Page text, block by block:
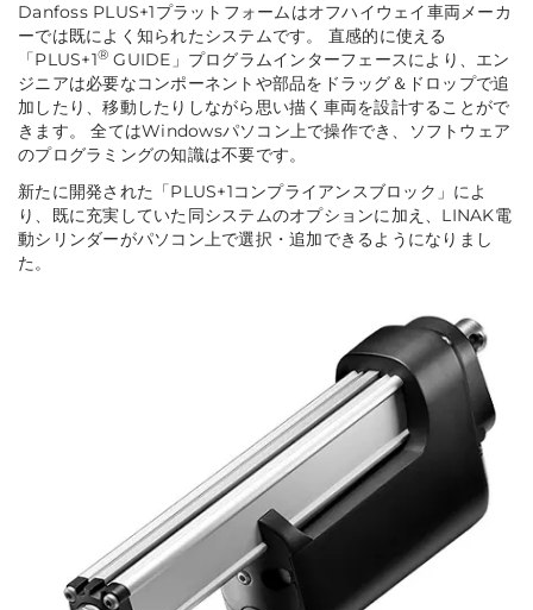
Danfoss PLUS+1プラットフォームはオフハイウェイ車両メーカ
ーでは既によく知られたシステムです。 直感的に使える
「PLUS+1® GUIDE」プログラムインターフェースにより、エン
ジニアは必要なコンポーネントや部品をドラッグ＆ドロップで追
加したり、移動したりしながら思い描く車両を設計することがで
きます。 全てはWindowsパソコン上で操作でき、ソフトウェア
のプログラミングの知識は不要です。
新たに開発された「PLUS+1コンプライアンスブロック」によ
り、既に充実していた同システムのオプションに加え、LINAK電
動シリンダーがパソコン上で選択・追加できるようになりまし
た。